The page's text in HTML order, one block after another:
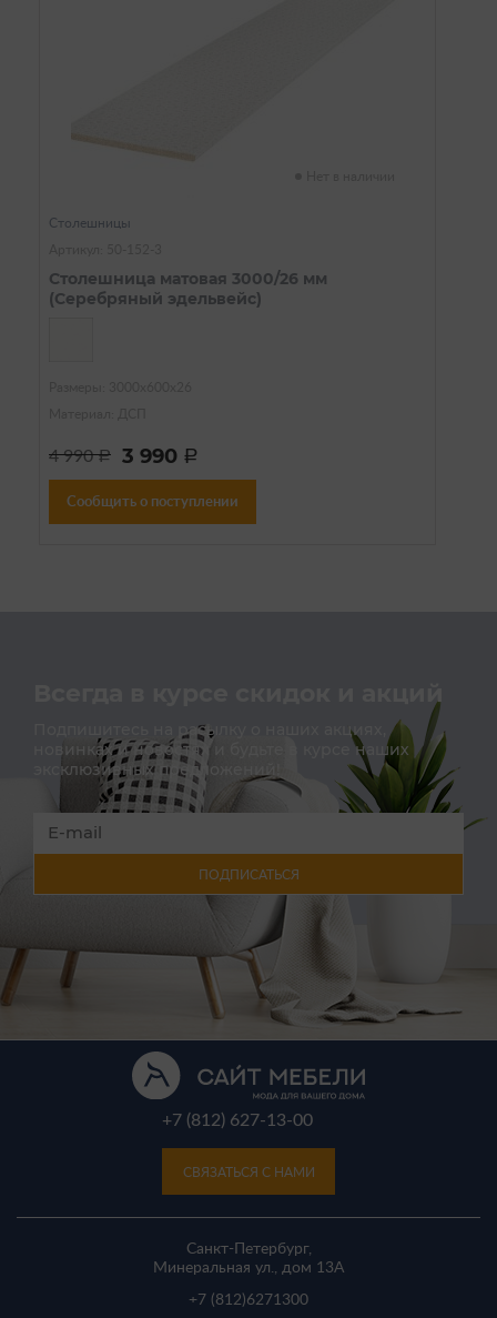
Столешницы
Столешница матовая 3000/26 мм
(Серебряный эдельвейс)
4 990a 3 990 a
Сообщить о поступлении
Всегда в курсе скидок и акций
Подпишитесь на расылку о наших акциях,
новинках и новостях и будьте в курсе наших
эксклюзивных предложений!
ПОДПИСАТЬСЯ
+7 (812) 627-13-00
СВЯЗАТЬСЯ С НАМИ
Санкт-Петербург,
Минеральная ул., дом 13A
+7 (812)6271300